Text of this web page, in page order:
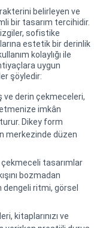
belirleyen ve
bir tasarım tercihidir.
sofistike
estetik bir derinlik
kolaylığı ile
uygun
şöyledir:
ve derin çekmeceleri,
imkân
Dikey form
merkezinde düzen
tasarımlar
bozmadan
dengeli ritmi, görsel
kitaplarınızı ve